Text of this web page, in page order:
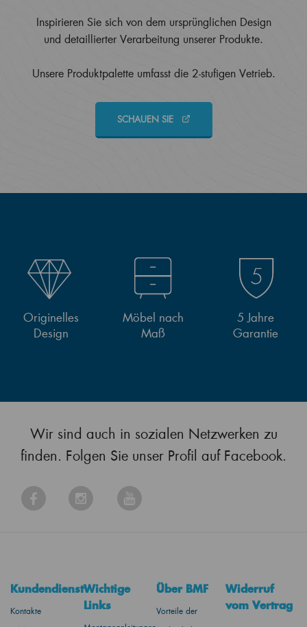
Inspirieren Sie sich von dem ursprünglichen Design
und detaillierter Verarbeitung unserer Produkte.
Unsere Produktpalette umfasst die 2-stufigen Vetrieb.
SCHAUEN SIE
Originelles
Design
Möbel nach
Maß
5 Jahre
Garantie
Wir sind auch in sozialen Netzwerken zu
finden. Folgen Sie unser Profil auf Facebook.
Kundendienst
Kontakte
Wichtige
Links
Über BMF
Vorteile der
Widerruf
vom Vertrag